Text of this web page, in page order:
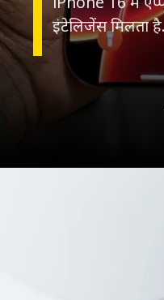
इंटेलिजेंस मिलता है.